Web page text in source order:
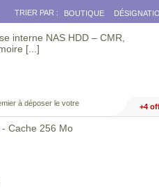
TRIER PAR : BOUTIQUE
interne NAS HDD – CMR,
[...]
à déposer le votre
+4
- Cache 256 Mo